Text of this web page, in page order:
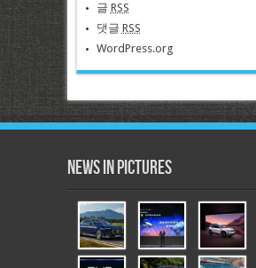
글 RSS
댓글 RSS
WordPress.org
News in Pictures